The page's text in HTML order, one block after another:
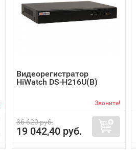
Видеорегистратор
HiWatch DS-H216U(B)
Звоните!
36 620 руб.
19 042,40 руб.